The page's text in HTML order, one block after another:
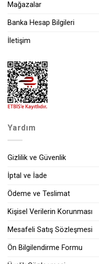
Mağazalar
Banka Hesap Bilgileri
İletişim
Yardım
Gizlilik ve Güvenlik
İptal ve İade
Ödeme ve Teslimat
Kişisel Verilerin Korunması
Mesafeli Satış Sözleşmesi
Ön Bilgilendirme Formu